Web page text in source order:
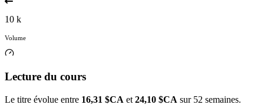
10 k
Volume
Lecture du cours
Le titre évolue entre 16,31 $CA et 24,10 $CA sur 52 semaines.